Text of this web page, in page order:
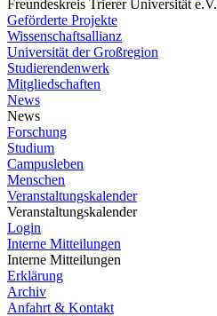
Freundeskreis Trierer Universität e.V.
Geförderte Projekte
Wissenschaftsallianz
Universität der Großregion
Studierendenwerk
Mitgliedschaften
News
News
Forschung
Studium
Campusleben
Menschen
Veranstaltungskalender
Veranstaltungskalender
Login
Interne Mitteilungen
Interne Mitteilungen
Erklärung
Archiv
Anfahrt & Kontakt